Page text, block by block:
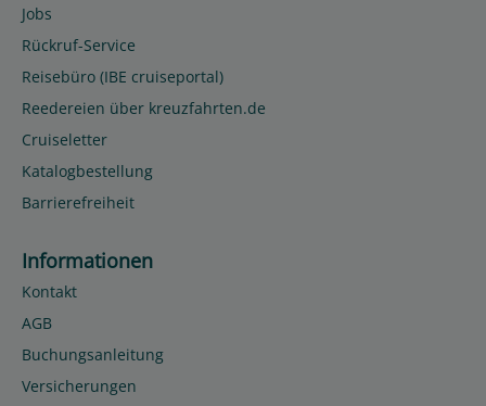
Jobs
Rückruf-Service
Reisebüro (IBE cruiseportal)
Reedereien über kreuzfahrten.de
Cruiseletter
Katalogbestellung
Barrierefreiheit
Informationen
Kontakt
AGB
Buchungsanleitung
Versicherungen